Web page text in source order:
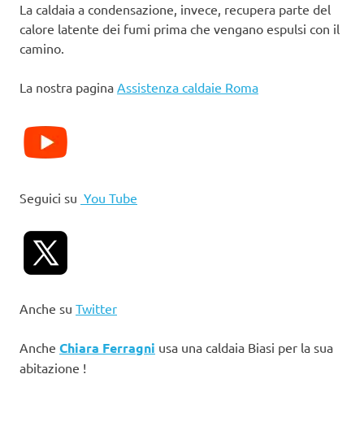
La caldaia a condensazione, invece, recupera parte del
calore latente dei fumi prima che vengano espulsi con il
camino.
La nostra pagina Assistenza caldaie Roma
Seguici su You Tube
Anche su Twitter
Anche Chiara Ferragni usa una caldaia Biasi per la sua
abitazione !